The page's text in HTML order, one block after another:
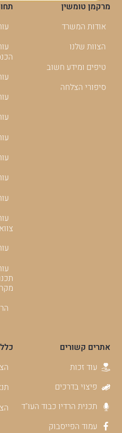
מרקמן טומשין
אודות המשרד
הצוות שלנו
טיפים ומידע חשוב
סיפורי הצלחה
אתרים קשורים
עוד זכות
פיצוי בדרכים
תכנית הרדיו כבוד העו"ד
עמוד הפייסבוק